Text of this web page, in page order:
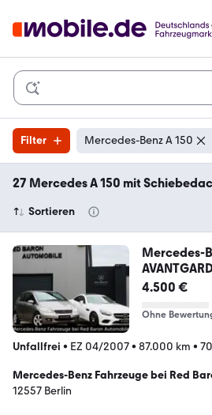
Filter Mercedes-Benz A 150
27 Mercedes A 150 mit
Sortieren
Mercedes-
PANORAMA
4.500 €
Ohne
Unfallfrei • EZ 04/2007• 87.000 km •
Mercedes-Benz Fahrzeuge bei Red
Automobile
12557 Berlin